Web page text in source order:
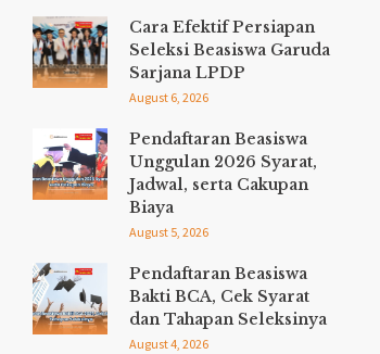
Cara Efektif Persiapan
Seleksi Beasiswa Garuda
Sarjana LPDP
August 6, 2026
Pendaftaran Beasiswa
Unggulan 2026 Syarat,
Jadwal, serta Cakupan
Biaya
August 5, 2026
Pendaftaran Beasiswa
Bakti BCA, Cek Syarat
dan Tahapan Seleksinya
August 4, 2026